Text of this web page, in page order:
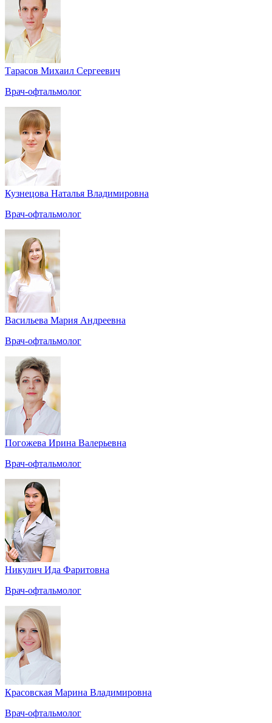
Тарасов Михаил Сергеевич
Врач-офтальмолог
Кузнецова Наталья Владимировна
Врач-офтальмолог
Васильева Мария Андреевна
Врач-офтальмолог
Погожева Ирина Валерьевна
Врач-офтальмолог
Никулич Ида Фаритовна
Врач-офтальмолог
Красовская Марина Владимировна
Врач-офтальмолог